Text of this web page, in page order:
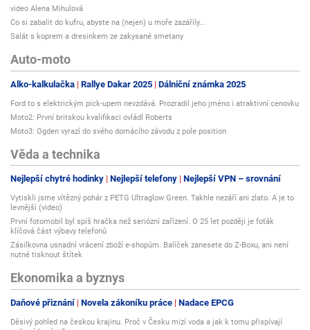
video Alena Mihulová
Co si zabalit do kufru, abyste na (nejen) u moře zazářily...
Salát s koprem a dresinkem ze zakysané smetany
Auto-moto
Alko-kalkulačka Rallye Dakar 2025 Dálniční známka 2025
Ford to s elektrickým pick-upem nevzdává. Prozradil jeho jméno i atraktivní cenovku
Moto2: První britskou kvalifikaci ovládl Roberts
Moto3: Ogden vyrazí do svého domácího závodu z pole position
Věda a technika
Nejlepší chytré hodinky Nejlepší telefony Nejlepší VPN – srovnání
Vytiskli jsme vítězný pohár z PETG Ultraglow Green. Takhle nezáří ani zlato. A je to
levnější (video)
První fotomobil byl spíš hračka než seriózní zařízení. O 25 let později je foťák
klíčová část výbavy telefonů
Zásilkovna usnadní vrácení zboží e-shopům. Balíček zanesete do Z-Boxu, ani není
nutné tisknout štítek
Ekonomika a byznys
Daňové přiznání Novela zákoníku práce Nadace EPCG
Děsivý pohled na českou krajinu. Proč v Česku mizí voda a jak k tomu přispívají